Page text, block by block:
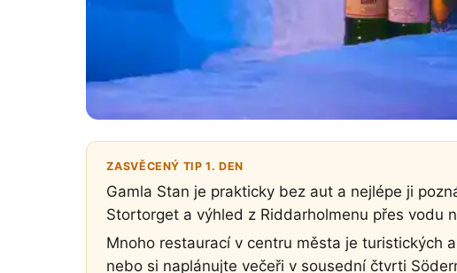
ZASVĚCENÝ TIP 1. DEN
Gamla Stan je prakticky bez aut a nejlépe ji
Stortorget a výhled z Riddarholmenu přes vodu
Mnoho restaurací v centru města je turistických
nebo si naplánujte večeři v sousední čtvrti